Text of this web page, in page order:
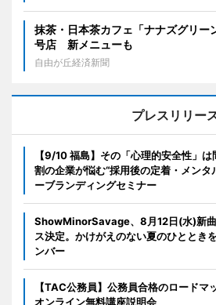
抹茶・日本茶カフェ「ナナズグリー
号店 新メニューも
自由が丘経済新聞
プレスリリー
【9/10 福島】その「心理的安全性」
割の企業が悩む“採用後の定着・メンタ
ーブランディングセミナー
ShowMinorSavage、8月12日(水)新
ス決定。かけがえのない夏のひととき
ンバー
【TAC公務員】公務員合格のロードマ
オンライン無料講座説明会